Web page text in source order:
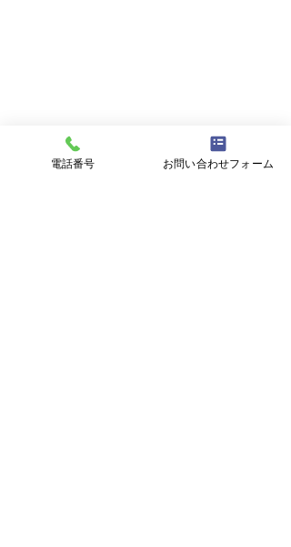
電話番号 お問い合わせフォーム